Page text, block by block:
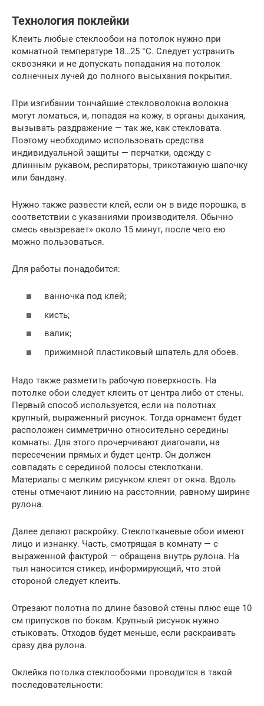
Технология поклейки
Клеить любые стеклообои на потолок нужно при
комнатной температуре 18…25 °С. Следует устранить
сквозняки и не допускать попадания на потолок
солнечных лучей до полного высыхания покрытия.
При изгибании тончайшие стекловолокна волокна
могут ломаться, и, попадая на кожу, в органы дыхания,
вызывать раздражение — так же, как стекловата.
Поэтому необходимо использовать средства
индивидуальной защиты — перчатки, одежду с
длинным рукавом, респираторы, трикотажную шапочку
или бандану.
Нужно также развести клей, если он в виде порошка, в
соответствии с указаниями производителя. Обычно
смесь «вызревает» около 15 минут, после чего ею
можно пользоваться.
Для работы понадобится:
ванночка под клей;
кисть;
валик;
прижимной пластиковый шпатель для обоев.
Надо также разметить рабочую поверхность. На
потолке обои следует клеить от центра либо от стены.
Первый способ используется, если на полотнах
крупный, выраженный рисунок. Тогда орнамент будет
расположен симметрично относительно середины
комнаты. Для этого прочерчивают диагонали, на
пересечении прямых и будет центр. Он должен
совпадать с серединой полосы стеклоткани.
Материалы с мелким рисунком клеят от окна. Вдоль
стены отмечают линию на расстоянии, равному ширине
рулона.
Далее делают раскройку. Стеклотканевые обои имеют
лицо и изнанку. Часть, смотрящая в комнату — с
выраженной фактурой — обращена внутрь рулона. На
тыл наносится стикер, информирующий, что этой
стороной следует клеить.
Отрезают полотна по длине базовой стены плюс еще 10
см припусков по бокам. Крупный рисунок нужно
стыковать. Отходов будет меньше, если раскраивать
сразу два рулона.
Оклейка потолка стеклообоями проводится в такой
последовательности: